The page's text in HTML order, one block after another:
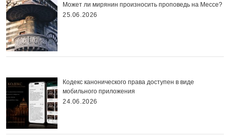
Может ли мирянин произносить проповедь на Мессе?
25.06.2026
Кодекс канонического права доступен в виде
мобильного приложения
24.06.2026